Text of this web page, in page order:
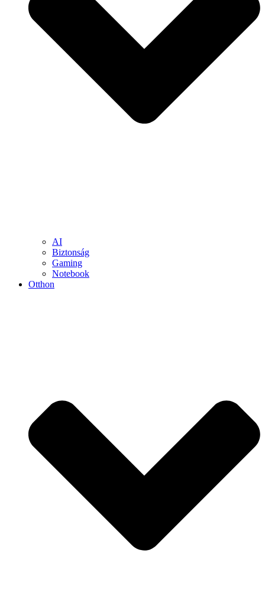
AI
Biztonság
Gaming
Notebook
Otthon